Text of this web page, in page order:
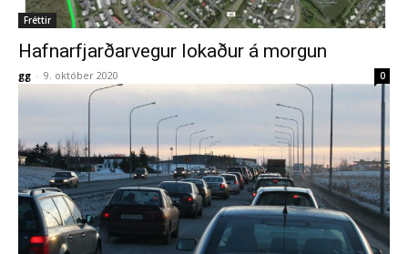
Fréttir
Hafnarfjarðarvegur lokaður á morgun
gg - 9. október 2020 0